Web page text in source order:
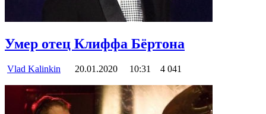
Умер отец Клиффа Бёртона
Vlad Kalinkin 20.01.2020 10:31 4 041